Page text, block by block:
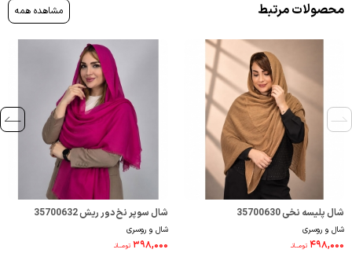
محصولات مرتبط مشاهده همه
شال پلیسه نخی 35700630
شال و روسری
۴۹۸,۰۰۰ تومــانـ
شال سوپر نخ دور ریش 35700632
شال و روسری
۳۹۸,۰۰۰ تومــانـ